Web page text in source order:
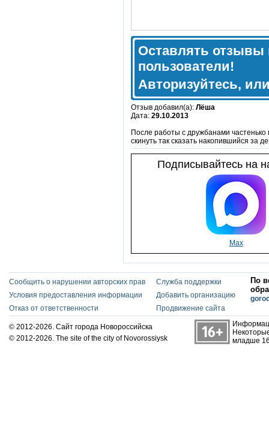
Оставлять отзывы
пользователи!
Авторизуйтесь,
Отзыв добавил(а): Лёша
Дата: 29.10.2013
После работы с дружбанами
скинуть так сказать накопившийся за
Подписывайтесь на
Max
Сообщить о нарушении авторских прав
Условия предоставления информации
Отказ от ответственности
Служба поддержки
Добавить организацию
Продвижение сайта
По
© 2012-2026. Сайт города Новороссийска
© 2012-2026. The site of the city of Novorossiysk
младше